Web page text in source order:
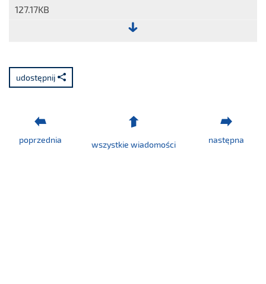
127.17KB
8/2023.pdf
udostępnij
poprzednia wszystkie wiadomości następna